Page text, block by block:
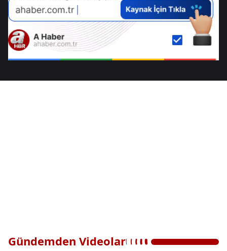
Gündemden Videolar